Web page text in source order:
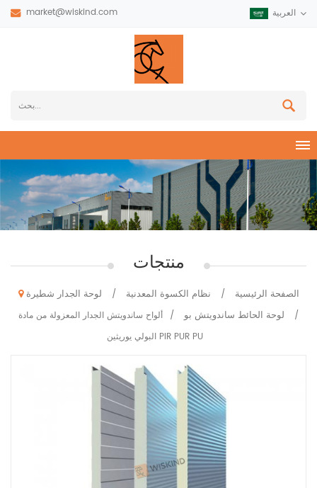
market@wiskind.com العربية
منتجات
الصفحة الرئيسية / نظام الكسوة المعدنية / لوحة الجدار شطيرة
/ لوحة الحائط ساندويتش بو / ألواح ساندويتش الجدار المعزولة من مادة
البولي يوريثين PIR PUR PU